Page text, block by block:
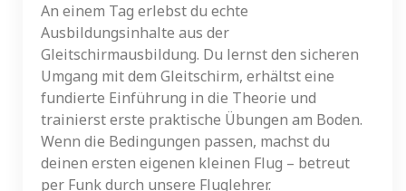
An einem Tag erlebst du echte
Ausbildungsinhalte aus der
Gleitschirmausbildung. Du lernst den sicheren
Umgang mit dem Gleitschirm, erhältst eine
fundierte Einführung in die Theorie und
trainierst erste praktische Übungen am Boden.
Wenn die Bedingungen passen, machst du
deinen ersten eigenen kleinen Flug – betreut
per Funk durch unsere Fluglehrer.